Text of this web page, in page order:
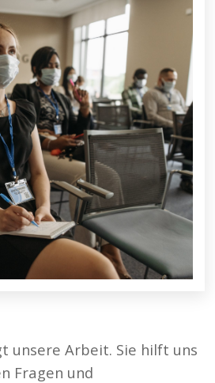
unsere Arbeit. Sie hilft uns
Fragen und